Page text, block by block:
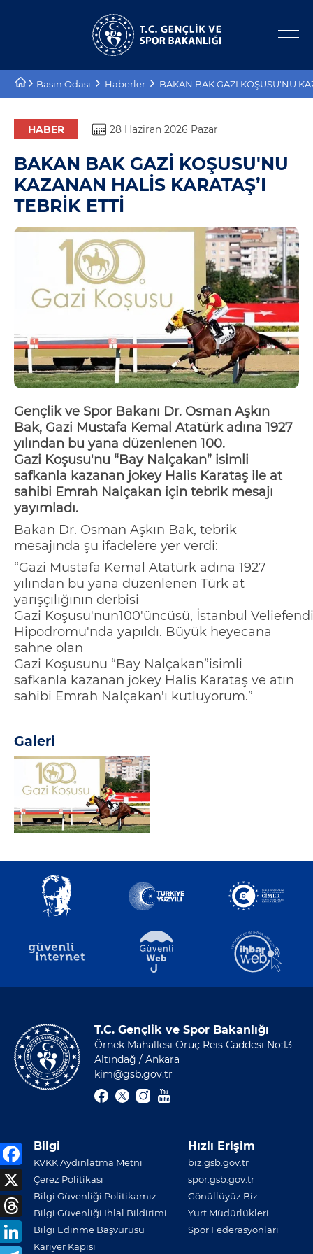
Basın Odası Haberler BAKAN BAK GAZİ KOŞUSU'NU
HABER 28 Haziran 2026 Pazar
BAKAN BAK GAZİ KOŞUSU'NU
KAZANAN HALİS KARATAŞ’I
TEBRİK ETTİ
Gençlik ve Spor Bakanı Dr. Osman Aşkın
Bak, Gazi Mustafa Kemal Atatürk adına 1927
yılından bu yana düzenlenen 100.
Gazi Koşusu'nu “Bay Nalçakan” isimli
safkanla kazanan jokey Halis Karataş ile at
sahibi Emrah Nalçakan için tebrik mesajı
yayımladı.
Bakan Dr. Osman Aşkın Bak, tebrik
mesajında şu ifadelere yer verdi:
“Gazi Mustafa Kemal Atatürk adına 1927
yılından bu yana düzenlenen Türk at
yarışçılığının derbisi
Gazi Koşusu'nun100'üncüsü, İstanbul Vel iefendi
Hipodromu'nda yapıldı. Büyük heyecana
sahne olan
Gazi Koşusunu “Bay Nalçakan”isimli
safkanla kazanan jokey Halis Karataş ve atın
sahibi Emrah Nalçakan'ı kutluyorum.”
Galeri
T.C. Gençlik ve Spor Bakanlığı
Örnek Mahallesi Oruç Reis Caddesi No:13
Altındağ / Ankara
kim@gsb.gov.tr
Bilgi
KVKK Aydınlatma Metni
Çerez Politikası
Bilgi Güvenliği Politikamız
Bilgi Güvenliği İhlal Bildirimi
Bilgi Edinme Başvurusu
Kariyer Kapısı
Hızlı Erişim
biz.gsb.gov.tr
spor.gsb.gov.tr
Gönüllüyüz Biz
Yurt Müdürlükleri
Spor Federasyonları
Bakan Yardımcıları
Tarihçe
Misyon, Vizyon
Teşkilat Şeması
Kurumsal Kimlik
Planlar ve Raporlar
Projeler
Proje Destekleri